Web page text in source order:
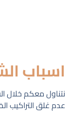
اسباب
نتناول معكم خلال
عدم غلق التراكيب